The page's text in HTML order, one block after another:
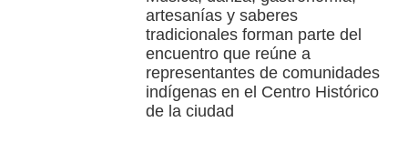
artesanías y saberes
tradicionales forman parte del
encuentro que reúne a
representantes de comunidades
indígenas en el Centro Histórico
de la ciudad